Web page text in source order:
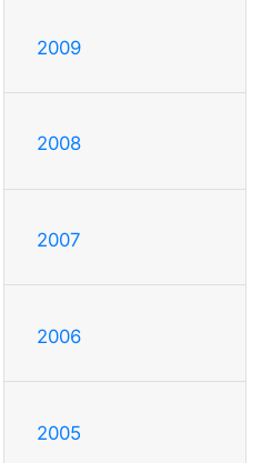
2009
2008
2007
2006
2005